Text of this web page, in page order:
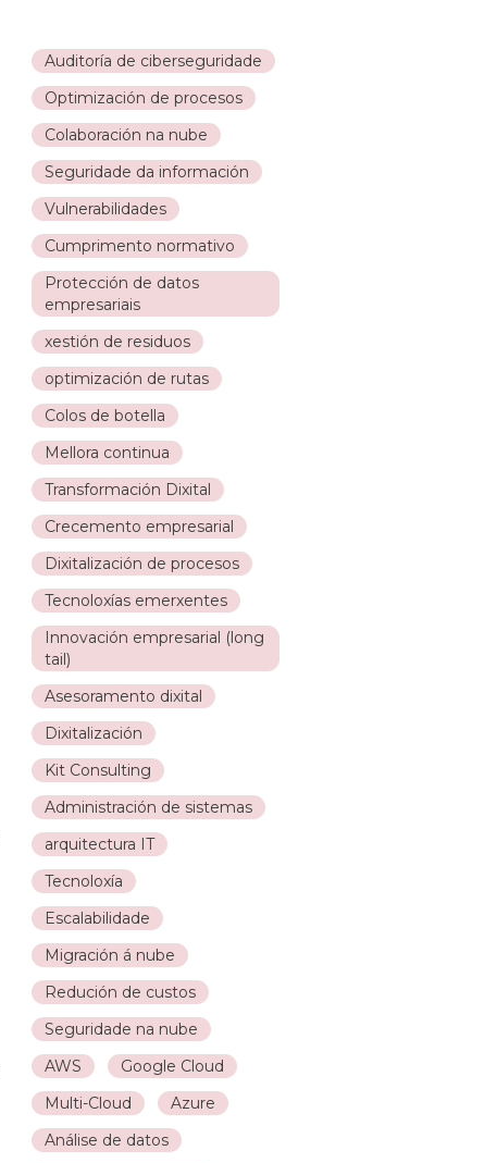
Auditoría de ciberseguridade
Optimización de procesos
Colaboración na nube
Seguridade da información
Vulnerabilidades
Cumprimento normativo
Protección de datos
empresariais
xestión de residuos
optimización de rutas
Colos de botella
Mellora continua
Transformación Dixital
Crecemento empresarial
Dixitalización de procesos
Tecnoloxías emerxentes
Innovación empresarial (long
tail)
Asesoramento dixital
Dixitalización
Kit Consulting
Administración de sistemas
arquitectura IT
Tecnoloxía
Escalabilidade
Migración á nube
Redución de custos
Seguridade na nube
AWS
Google Cloud
Multi-Cloud
Azure
Análise de datos